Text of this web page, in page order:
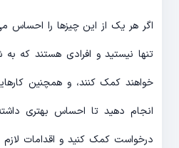
اگر هر یک از این چیزها را احساس
تنها نیستید و افرادی هستند که
خواهند کمک کنند، و همچنین
انجام دهید تا احساس بهتری
درخواست کمک کنید و اقدامات